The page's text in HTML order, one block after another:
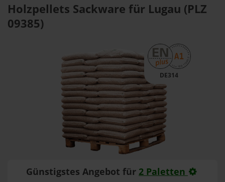
Holzpellets Sackware für Lugau (PLZ
09385)
DE314
Günstigstes Angebot für 2 Paletten